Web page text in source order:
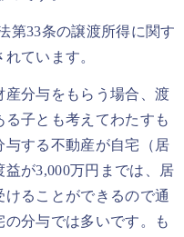
第33条の譲渡所得に関す
ています。
産分与をもらう場合、渡
子とも考えてわたすも
する不動産が自宅（居
が3,000万円までは、居
ることができるので通
分与では多いです。も